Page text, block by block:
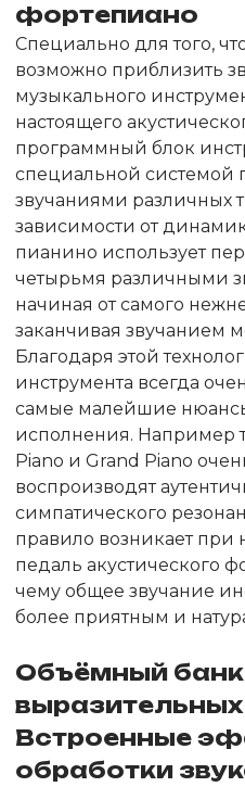
фортепиано
Специально для того,
возможно приблизить
музыкального
настоящего
программный блок
специальной
звучаниями различных
зависимости от
пианино использует
четырьмя различными
начиная от самого
заканчивая звучанием
Благодаря этой
инструмента всегда
самые малейшие
исполнения. Например
Piano и Grand Piano
воспроизводят
симпатического
правило возникает при
педаль акустического
чему общее звучание
более приятным и
Объёмный банк
Встроенные
обработки